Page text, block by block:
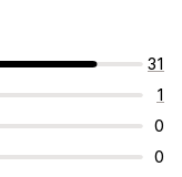
31
1
0
0